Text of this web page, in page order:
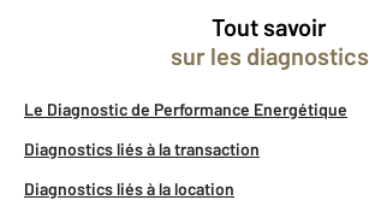
Tout savoir
sur les diagnostics
Le Diagnostic de Performance Energétique
Diagnostics liés à la transaction
Diagnostics liés à la location